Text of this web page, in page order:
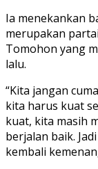
Ia menekankan
merupakan
Tomohon yang
lalu.
“Kita jangan
kita harus kuat
kuat, kita masih
berjalan baik.
kembali